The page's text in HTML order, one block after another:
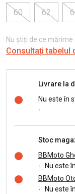
60
62
Nu știți de ce mărime
Consultați tabelul
Livrare la
Nu este în
-
Stoc
BBMoto
-
Nu este
BBMoto
-
Nu este